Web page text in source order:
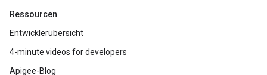
Ressourcen
Entwicklerübersicht
4-minute videos for developers
Apigee-Blog